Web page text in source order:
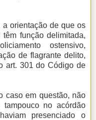
a orientação de que os
função delimitada,
ostensivo,
de flagrante delito,
art. 301 do Código de
caso em questão, não
tampouco no acórdão
presenciado o